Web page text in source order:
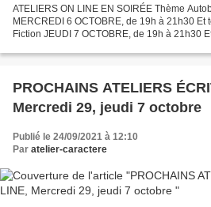
ATELIERS ON LINE EN SOIRÉE Thème
MERCREDI 6 OCTOBRE, de 19h à 21h30 Et
Fiction JEUDI 7 OCTOBRE, de 19h à 21h30
PROCHAINS ATELIERS
Mercredi 29, jeudi 7 octobre
Publié le 24/09/2021 à 12:10
Par atelier-caractere